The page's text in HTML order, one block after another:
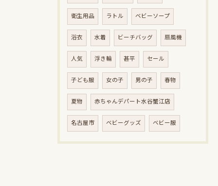
衛生用品 ラトル ベビーソープ
浴衣 水着 ビーチバッグ 扇風機
人気 浮き輪 甚平 セール
子ども服 女の子 男の子 春物
夏物 赤ちゃんデパート水谷蟹江店
名古屋市 ベビーグッズ ベビー服